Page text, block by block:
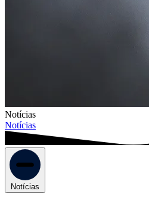
Notícias
Notícias
Notícias